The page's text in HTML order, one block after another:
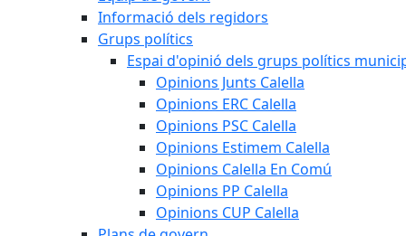
Informació dels regidors
Grups polítics
Espai d'opinió dels grups polítics
Opinions Junts Calella
Opinions ERC Calella
Opinions PSC Calella
Opinions Estimem Calella
Opinions Calella En Comú
Opinions PP Calella
Opinions CUP Calella